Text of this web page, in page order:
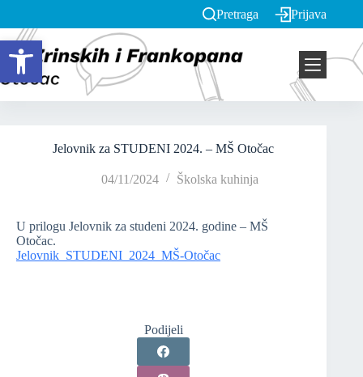
Open toolbar
Pretraga Prijava
Jelovnik za STUDENI 2024. – MŠ Otočac
04/11/2024 Školska kuhinja
U prilogu Jelovnik za studeni 2024. godine – MŠ
Otočac.
Jelovnik_STUDENI_2024_MŠ-Otočac
Podijeli